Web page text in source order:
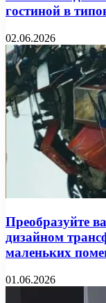
гостиной в
02.06.2026
Преобразуйте
дизайном
маленьких
01.06.2026